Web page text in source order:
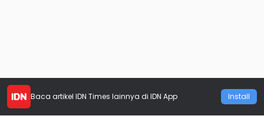
Baca artikel IDN Times lainnya di IDN App Install